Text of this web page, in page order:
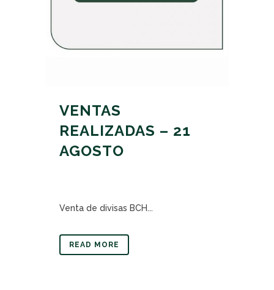
VENTAS
REALIZADAS – 21
AGOSTO
Venta de divisas BCH...
READ MORE